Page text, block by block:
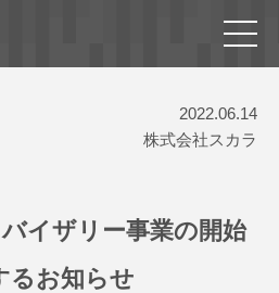
2022.06.14
株式会社スカラ
イザリー事業の開始
るお知らせ